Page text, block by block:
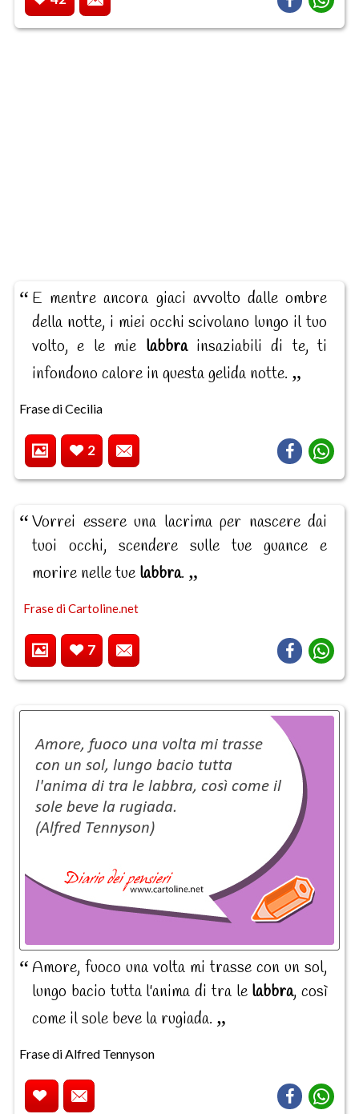
E mentre ancora giaci avvolto dalle ombre
della notte, i miei occhi scivolano lungo il tuo
volto, e le mie labbrainsaziabili di te, ti
infondono calore in questa gelida notte.
Frase di Cecilia
2
Vorrei essere una lacrima per nascere dai
tuoi occhi, scendere sulle tue guance e
morire nelle tue labbra.
Frase di Cartoline.net
7
Amore, fuoco una volta mi trasse con un sol,
lungo bacio tutta l'anima di tra le labbra, così
come il sole beve la rugiada.
Frase di Alfred Tennyson